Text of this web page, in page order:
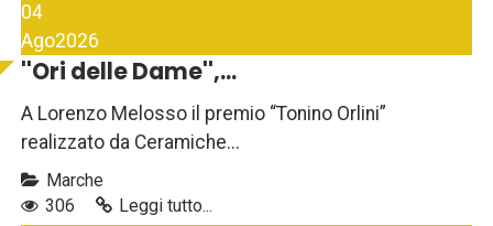
04
Ago2026
''Ori delle Dame'',...
A Lorenzo Melosso il premio “Tonino Orlini”
realizzato da Ceramiche...
Marche
306
Leggi tutto...